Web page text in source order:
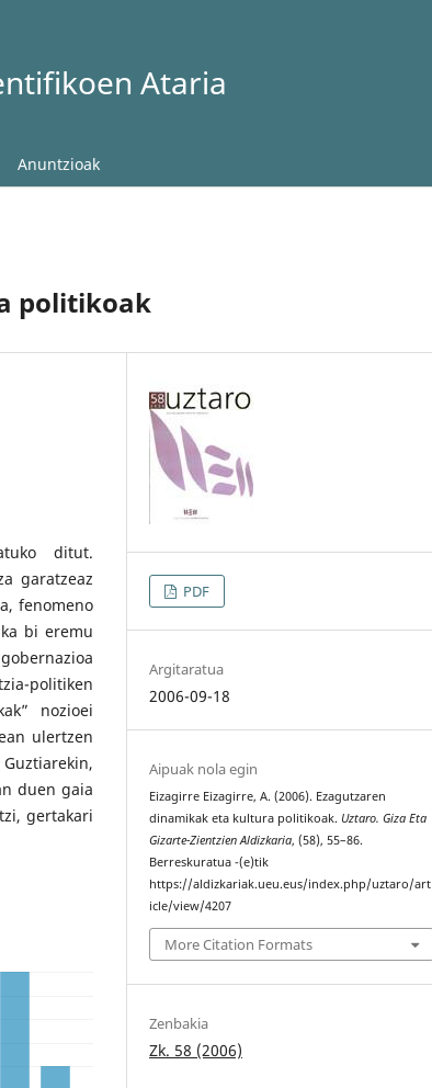
Ataria
Anuntzioak
politikoak
ditut.
garatzeaz
fenomeno
bi eremu
politiken
nozioei
ulertzen
duen gaia
gertakari
PDF
Argitaratua
2006-09-18
Aipuak nola egin
Eizagirre Eizagirre, A. (2006). Ezagutzaren
dinamikak eta kultura politikoak. Uztaro. Giza Eta
Gizarte-Zientzien Aldizkaria, (58), 55–86.
Berreskuratua -(e)tik
https://aldizkariak.ueu.eus/index.php/uztaro/art
icle/view/4207
More Citation Formats
Zenbakia
Zk. 58 (2006)